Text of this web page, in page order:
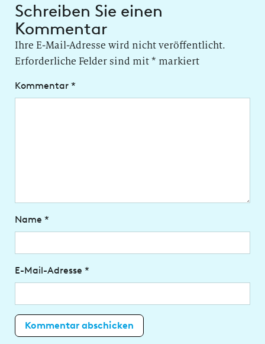
Schreiben Sie einen
Kommentar
Ihre E-Mail-Adresse wird nicht veröffentlicht.
Erforderliche Felder sind mit* markiert
Kommentar *
Name *
E-Mail-Adresse *